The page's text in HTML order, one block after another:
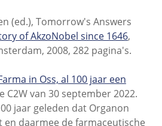
(ed.), Tomorrow's Answers
of AkzoNobel since 1646,
2008, 282 pagina's.
in Oss, al 100 jaar een
C2W van 30 september 2022.
jaar geleden dat Organon
daarmee de farmaceutische